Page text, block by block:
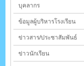
บุคลากร
ข้อมูลผู้บริหารโรงเรียน
ข่าวสาร/ประชาสัมพันธ์
ข่าวนักเรียน